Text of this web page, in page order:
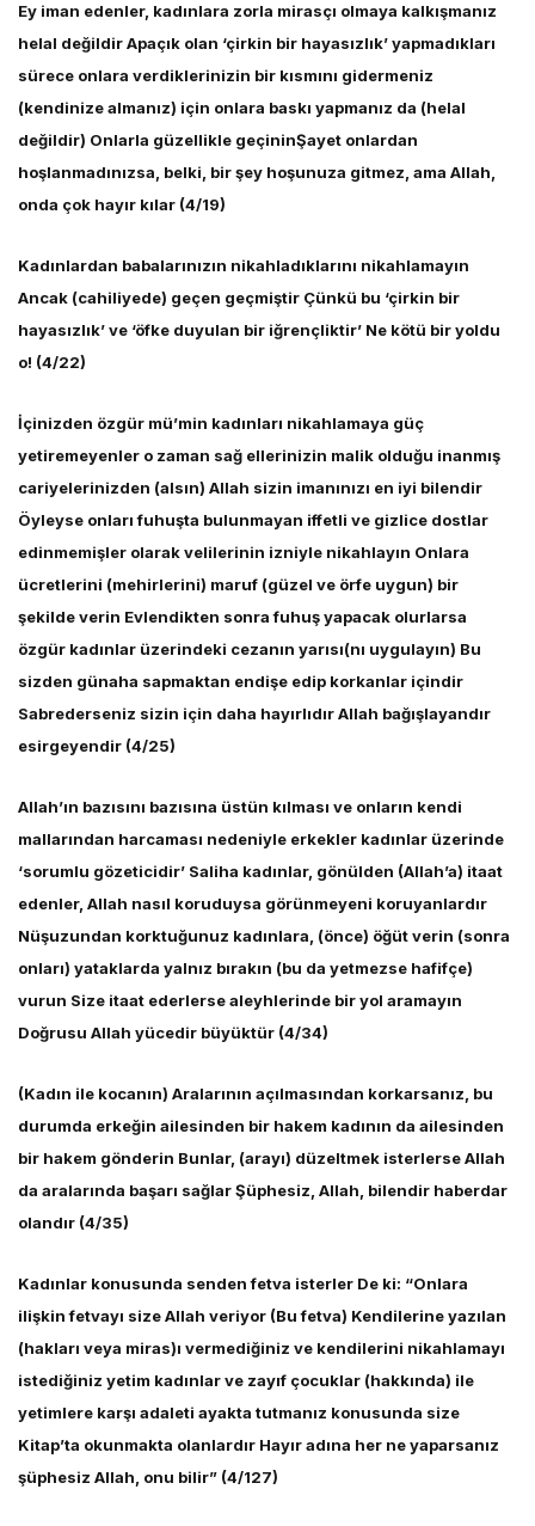
Ey iman edenler, kadınlara zorla mirasçı olmaya kalkışmanız
helal değildir Apaçık olan ‘çirkin bir hayasızlık’ yapmadıkları
sürece onlara verdiklerinizin bir kısmını gidermeniz
(kendinize almanız) için onlara baskı yapmanız da (helal
değildir) Onlarla güzellikle geçininŞayet onlardan
hoşlanmadınızsa, belki, bir şey hoşunuza gitmez, ama Allah,
onda çok hayır kılar (4/19)
Kadınlardan babalarınızın nikahladıklarını nikahlamayın
Ancak (cahiliyede) geçen geçmiştir Çünkü bu ‘çirkin bir
hayasızlık’ ve ‘öfke duyulan bir iğrençliktir’ Ne kötü bir yoldu
o! (4/22)
İçinizden özgür mü’min kadınları nikahlamaya güç
yetiremeyenler o zaman sağ ellerinizin malik olduğu inanmış
cariyelerinizden (alsın) Allah sizin imanınızı en iyi bilendir
Öyleyse onları fuhuşta bulunmayan iffetli ve gizlice dostlar
edinmemişler olarak velilerinin izniyle nikahlayın Onlara
ücretlerini (mehirlerini) maruf (güzel ve örfe uygun) bir
şekilde verin Evlendikten sonra fuhuş yapacak olurlarsa
özgür kadınlar üzerindeki cezanın yarısı(nı uygulayın) Bu
sizden günaha sapmaktan endişe edip korkanlar içindir
Sabrederseniz sizin için daha hayırlıdır Allah bağışlayandır
esirgeyendir (4/25)
Allah’ın bazısını bazısına üstün kılması ve onların kendi
mallarından harcaması nedeniyle erkekler kadınlar üzerinde
‘sorumlu gözeticidir’ Saliha kadınlar, gönülden (Allah’a) itaat
edenler, Allah nasıl koruduysa görünmeyeni koruyanlardır
Nüşuzundan korktuğunuz kadınlara, (önce) öğüt verin (sonra
onları) yataklarda yalnız bırakın (bu da yetmezse hafifçe)
vurun Size itaat ederlerse aleyhlerinde bir yol aramayın
Doğrusu Allah yücedir büyüktür (4/34)
(Kadın ile kocanın) Aralarının açılmasından korkarsanız, bu
durumda erkeğin ailesinden bir hakem kadının da ailesinden
bir hakem gönderin Bunlar, (arayı) düzeltmek isterlerse Allah
da aralarında başarı sağlar Şüphesiz, Allah, bilendir haberdar
olandır (4/35)
Kadınlar konusunda senden fetva isterler De ki: “Onlara
ilişkin fetvayı size Allah veriyor (Bu fetva) Kendilerine yazılan
(hakları veya miras)ı vermediğiniz ve kendilerini nikahlamayı
istediğiniz yetim kadınlar ve zayıf çocuklar (hakkında) ile
yetimlere karşı adaleti ayakta tutmanız konusunda size
Kitap’ta okunmakta olanlardır Hayır adına her ne yaparsanız
şüphesiz Allah, onu bilir” (4/127)